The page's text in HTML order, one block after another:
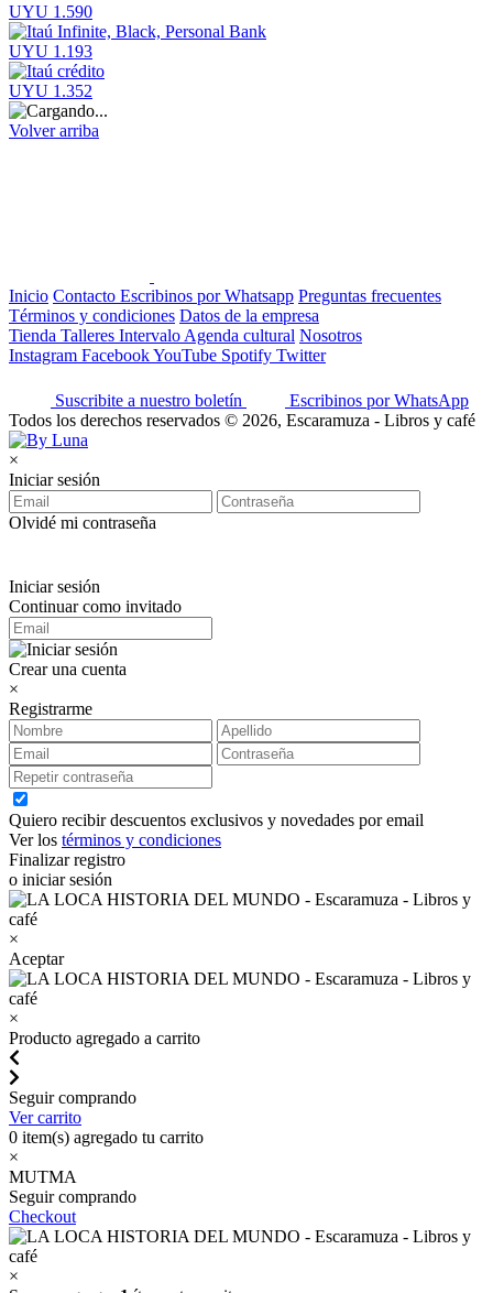
UYU 1.590
UYU 1.193
UYU 1.352
Volver arriba
Inicio Contacto Escribinos por Whatsapp Preguntas frecuentes
Términos y condiciones Datos de la empresa
Tienda Talleres Intervalo Agenda cultural Nosotros
Instagram FacebookYouTube Spotify Twitter
Suscribite a nuestro boletín
Escribinos por WhatsApp
Todos los derechos reservados © 2026, Escaramuza - Libros y café
×
Iniciar sesión
Olvidé mi contraseña
Iniciar sesión
Continuar como invitado
Crear una cuenta
×
Registrarme
Quiero recibir descuentos exclusivos y novedades por email
Ver los términos y condiciones
Finalizar registro
o iniciar sesión
×
Aceptar
×
Producto agregado a carrito
Seguir comprando
Ver carrito
0 item(s) agregado tu carrito
×
MUTMA
Seguir comprando
Checkout
×